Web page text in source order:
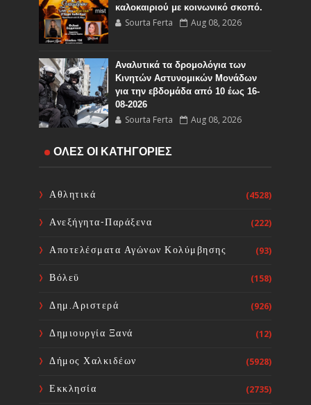
καλοκαιριού με κοινωνικό σκοπό.
Sourta Ferta Aug 08, 2026
Αναλυτικά τα δρομολόγια των
Κινητών Αστυνομικών Μονάδων
για την εβδομάδα από 10 έως 16-
08-2026
Sourta Ferta Aug 08, 2026
Ο Εορτασμός της Μεταμορφώσεως
Θαυμαστής Βροχής στο Ιερό
Προσκύνημα του Οσίου Ιωάννου
ΟΛΕΣ ΟΙ ΚΑΤΗΓΟΡΙΕΣ
Αθλητικά (4528)
Ανεξήγητα-Παράξενα (222)
Αποτελέσματα Αγώνων Κολύμβησης (93)
Βόλεϋ (158)
Δημ.Αριστερά (926)
Δημιουργία Ξανά (12)
Δήμος Χαλκιδέων (5928)
Εκκλησία (2735)